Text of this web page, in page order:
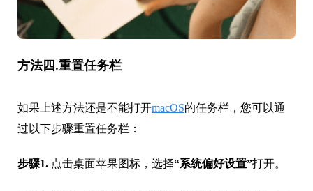
方法四.重置任务栏
如果上述方法还是不能打开macOS的任务栏，您可以通
过以下步骤重置任务栏：
步骤1. 点击桌面苹果图标，选择“系统偏好设置”打开。